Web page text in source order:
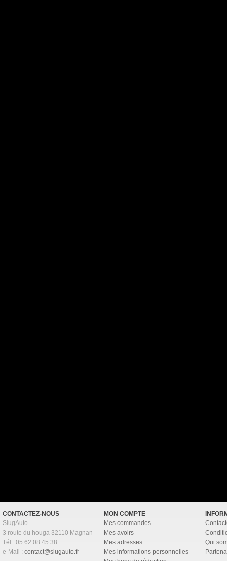
CONTACTEZ-NOUS
SlugAuto
3 route du houga 32110 Magnan
Tél : 05 62 08 45 38
e-Mail : contact@slugauto.fr
MON COMPTE
Mes commandes
Mes avoirs
Mes adresses
Mes informations personnelles
Qui